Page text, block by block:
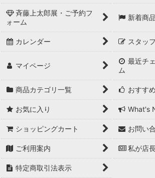
履物
ゆかた
男性用小物
和装小物
女性用：補正下着
お直し
斉藤上太郎展・ご予約フ
ォーム
新着商品
カレンダー スタッ
マイページ
最近チ
ム
商品カテゴリ一覧 おすす
お気に入り What's
ショッピングカート お問い
ご利用案内 私が店
特定商取引法表示